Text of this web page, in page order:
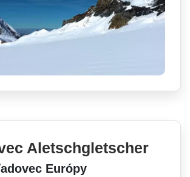
Aletschgletscher
Európy